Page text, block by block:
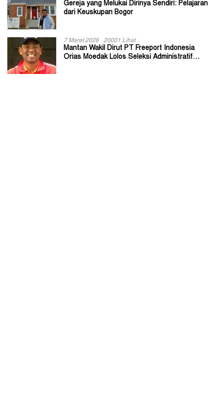
Gereja yang Melukai Dirinya Sendiri: Pelajaran
dari Keuskupan Bogor
7 Maret 2026 20001 Lihat
Mantan Wakil Dirut PT Freeport Indonesia
Orias Moedak Lolos Seleksi Administratif